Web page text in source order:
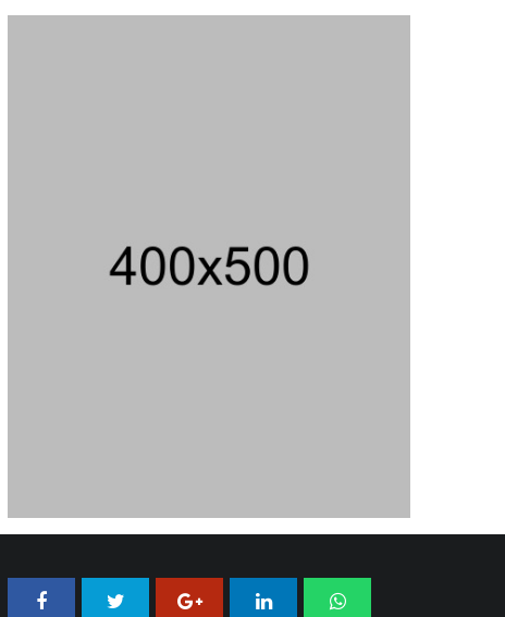
Bulan
Publik
31/07/2026 13:23 WIB || HUKUM
31/07/2026 18:56 WIB ||HUKUM
Nasional Nusantara Centre Hasilkan